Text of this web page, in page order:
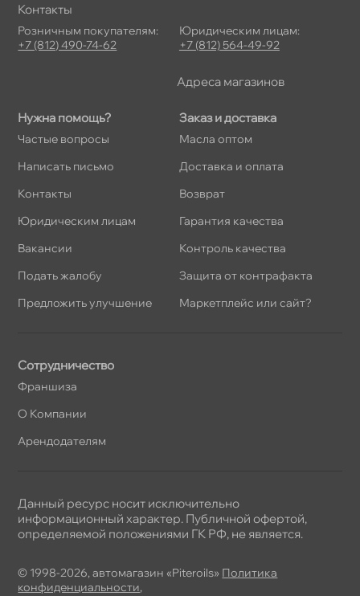
Нужна помощь?
Частые вопросы
Написать письмо
Контакты
Юридическим лицам
акансии
Подать жалобу
Предложить улучшение
Заказ и доставка
Масла оптом
Доставка и оплата
озврат
Гарантия качества
Контроль качества
Защита от контрафакта
Маркетплейс или сайт?
Сотрудничество
Франшиза
О Компании
Арендодателям
Контакты
Розничным покупателям:
+7 (812) 490-74-62
Юридическим лицам:
+7 (812) 564-49-92
Адреса магазино
© 1998-2026, автомагазин «Piteroils» Политика
конфиденциальности,
Данный ресурс носит исключительно
информационный характер. Публичной офертой,
определяемой положениями ГК РФ, не является.